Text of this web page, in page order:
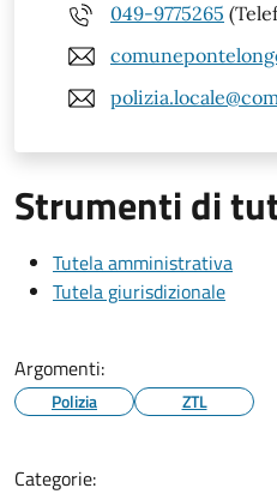
049-9775265
Strumenti di
Tutela amministrativa
Tutela giurisdizionale
Argomenti:
Polizia ZTL
Categorie: